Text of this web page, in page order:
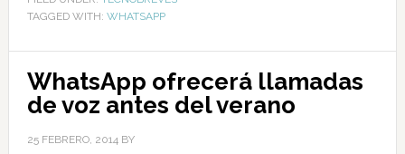
TAGGED WITH: WHATSAPP
WhatsApp ofrecerá llamadas
de voz antes del verano
25 FEBRERO, 2014 BY